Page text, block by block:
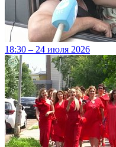
18:30 – 24 июля 2026